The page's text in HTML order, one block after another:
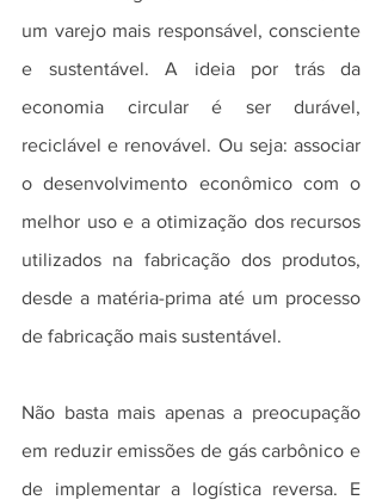
um varejo mais responsável, consciente
e sustentável. A ideia por trás da
economia circular é ser durável,
reciclável e renovável. Ou seja: associar
o desenvolvimento econômico com o
melhor uso e a otimização dos recursos
utilizados na fabricação dos produtos,
desde a matéria-prima até um processo
de fabricação mais sustentável.
Não basta mais apenas a preocupação
em reduzir emissões de gás carbônico e
de implementar a logística reversa. E